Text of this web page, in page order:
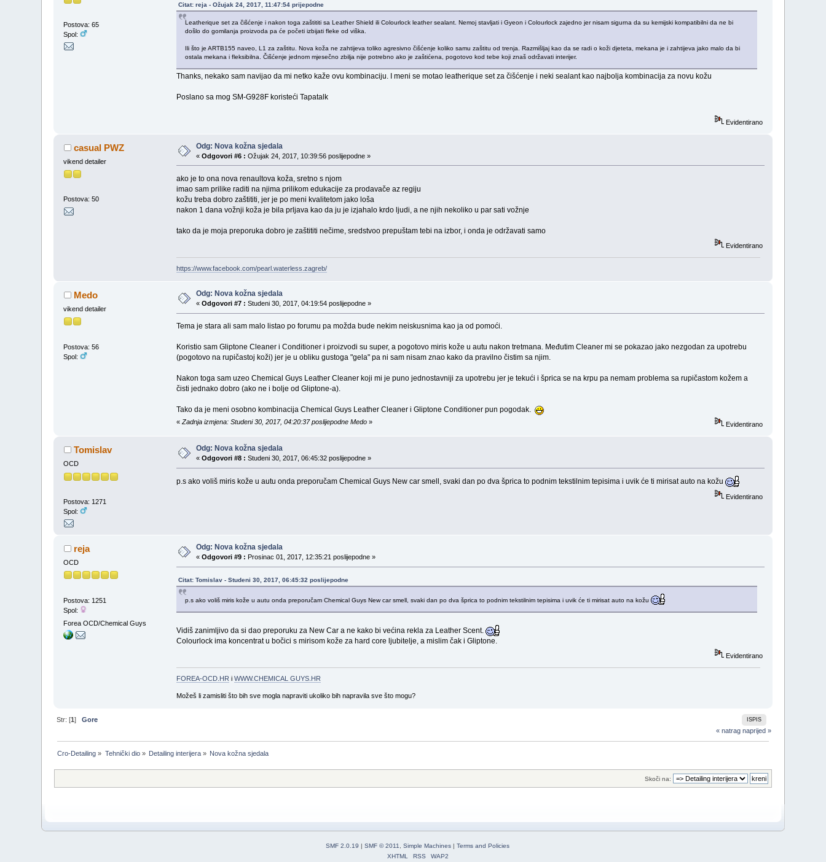
Postova: 65
Spol:
Citat: reja - Ožujak 24, 2017, 11:47:54 prijepodne
Leatherique set za čišćenje i nakon toga zaštititi sa Leather Shield ili Colourlock leather sealant. Nemoj stavljati i Gyeon i Colourlock zajedno jer nisam sigurna da su kemijski kompatibilni da ne bi
došlo do gomilanja proizvoda pa će početi izbijati fleke od viška.
Ili što je ARTB155 naveo, L1 za zaštitu. Nova koža ne zahtijeva toliko agresivno čišćenje koliko samu zaštitu od trenja. Razmišljaj kao da se radi o koži djeteta, mekana je i zahtijeva jako malo da bi
ostala mekana i fleksibilna. Čišćenje jednom mjesečno zbilja nije potrebno ako je zaštićena, pogotovo kod tebe koji znaš održavati interijer.
Thanks, nekako sam navijao da mi netko kaže ovu kombinaciju. I meni se motao leatherique set za čišćenje i neki sealant kao najbolja kombinacija za novu kožu
Poslano sa mog SM-G928F koristeći Tapatalk
Evidentirano
casual PWZ
vikend detailer
Postova: 50
Odg: Nova kožna sjedala
«Odgovori #6 : Ožujak 24, 2017, 10:39:56 poslijepodne »
ako je to ona nova renaultova koža, sretno s njom
imao sam prilike raditi na njima prilikom edukacije za prodavače az regiju
kožu treba dobro zaštititi, jer je po meni kvalitetom jako loša
nakon 1 dana vožnji koža je bila prljava kao da ju je izjahalo krdo ljudi, a ne njih nekoliko u par sati vožnje
tako da je moja preporuka dobro je zaštititi nečime, sredstvoo prepuštam tebi na izbor, i onda je održavati samo
Evidentirano
https://www.facebook.com/pearl.waterless.zagreb/
Medo
vikend detailer
Postova: 56
Spol:
Odg: Nova kožna sjedala
«Odgovori #7 : Studeni 30, 2017, 04:19:54 poslijepodne »
Tema je stara ali sam malo listao po forumu pa možda bude nekim neiskusnima kao ja od pomoći.
Koristio sam Gliptone Cleaner i Conditioner i proizvodi su super, a pogotovo miris kože u autu nakon tretmana. Međutim Cleaner mi se pokazao jako nezgodan za upotrebu
(pogotovo na rupičastoj koži) jer je u obliku gustoga "gela" pa ni sam nisam znao kako da pravilno čistim sa njim.
Nakon toga sam uzeo Chemical Guys Leather Cleaner koji mi je puno jednostavniji za upotrebu jer je tekući i šprica se na krpu pa nemam problema sa rupičastom kožem a
čisti jednako dobro (ako ne i bolje od Gliptone-a).
Tako da je meni osobno kombinacija Chemical Guys Leather Cleaner i Gliptone Conditioner pun pogodak.
« Zadnja izmjena: Studeni 30, 2017, 04:20:37 poslijepodne Medo» Evidentirano
Tomislav
OCD
Postova: 1271
Spol:
Odg: Nova kožna sjedala
«Odgovori #8 : Studeni 30, 2017, 06:45:32 poslijepodne »
p.s ako voliš miris kože u autu onda preporučam Chemical Guys New car smell, svaki dan po dva šprica to podnim tekstilnim tepisima i uvik će ti mirisat auto na kožu
Evidentirano
reja
OCD
Postova: 1251
Spol:
Forea OCD/Chemical Guys
Odg: Nova kožna sjedala
«Odgovori #9 : Prosinac 01, 2017, 12:35:21 poslijepodne »
Citat: Tomislav - Studeni 30, 2017, 06:45:32 poslijepodne
p.s ako voliš miris kože u autu onda preporučam Chemical Guys New car smell, svaki dan po dva šprica to podnim tekstilnim tepisima i uvik će ti mirisat auto na kožu
Vidiš zanimljivo da si dao preporuku za New Car a ne kako bi većina rekla za Leather Scent.
Colourlock ima koncentrat u bočici s mirisom kože za hard core ljubitelje, a mislim čak i Gliptone.
Evidentirano
FOREA-OCD.HRi WWW.CHEMICAL GUYS.HR
Možeš li zamisliti što bih sve mogla napraviti ukoliko bih napravila sve što mogu?
ISPIS
Str: [1]Gore
« natrag naprijed »
Cro-Detailing » Tehnički dio» Detailing interijera » Nova kožna sjedala
Skoči na:
SMF 2.0.19 SMF © 2011, Simple Machines
Terms and Policies
XHTML
RSS WAP2